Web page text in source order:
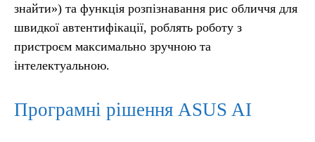
знайти») та функція розпізнавання рис обличчя для
швидкої автентифікації, роблять роботу з
пристроєм максимально зручною та
інтелектуальною.
Програмні рішення ASUS AI